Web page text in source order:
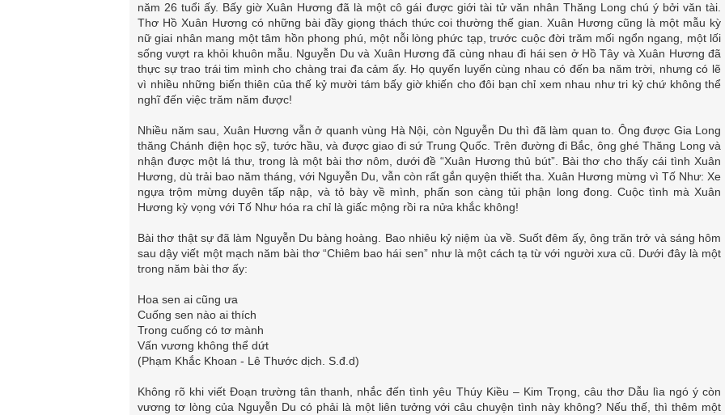
năm 26 tuổi ấy. Bấy giờ Xuân Hương đã là một cô gái được giới tài tử văn nhân Thăng Long chú ý bởi văn tài.
Thơ Hồ Xuân Hương có những bài đầy giọng thách thức coi thường thế gian. Xuân Hương cũng là một mẫu kỳ
nữ giai nhân mang một tâm hồn phong phú, một nỗi lòng phức tạp, trước cuộc đời trăm mối ngổn ngang, một lối
sống vượt ra khỏi khuôn mẫu. Nguyễn Du và Xuân Hương đã cùng nhau đi hái sen ở Hồ Tây và Xuân Hương đã
thực sự trao trái tim mình cho chàng trai đa cảm ấy. Họ quyến luyến cùng nhau có đến ba năm trời, nhưng có lẽ
vì nhiều những biến thiên của thế kỷ mười tám bấy giờ khiến cho đôi bạn chỉ xem nhau như tri kỷ chứ không thể
nghĩ đến việc trăm năm được!
Nhiều năm sau, Xuân Hương vẫn ở quanh vùng Hà Nội, còn Nguyễn Du thì đã làm quan to. Ông được Gia Long
thăng Chánh điện học sỹ, tước hầu, và được giao đi sứ Trung Quốc. Trên đường đi Bắc, ông ghé Thăng Long và
nhận được một lá thư, trong là một bài thơ nôm, dưới đề “Xuân Hương thủ bút”. Bài thơ cho thấy cái tình Xuân
Hương, dù trải bao năm tháng, với Nguyễn Du, vẫn còn rất gắn quyện thiết tha. Xuân Hương mừng vì Tố Như: Xe
ngựa trộm mừng duyên tấp nập, và tỏ bày về mình, phấn son càng tủi phận long đong. Cuộc tình mà Xuân
Hương kỳ vọng với Tố Như hóa ra chỉ là giấc mộng rồi ra nửa khắc không!
Bài thơ thật sự đã làm Nguyễn Du bàng hoàng. Bao nhiêu kỷ niệm ùa về. Suốt đêm ấy, ông trăn trở và sáng hôm
sau dậy viết một mạch năm bài thơ “Chiêm bao hái sen” như là một cách tạ từ với người xưa cũ. Dưới đây là một
trong năm bài thơ ấy:
Hoa sen ai cũng ưa
Cuống sen nào ai thích
Trong cuống có tơ mành
Vấn vương không thể dứt
(Phạm Khắc Khoan - Lê Thước dịch. S.đ.d)
Không rõ khi viết Đoạn trường tân thanh, nhắc đến tình yêu Thúy Kiều – Kim Trọng, câu thơ Dẫu lìa ngó ý còn
vương tơ lòng của Nguyễn Du có phải là một liên tưởng với câu chuyện tình này không? Nếu thế, thì thêm một